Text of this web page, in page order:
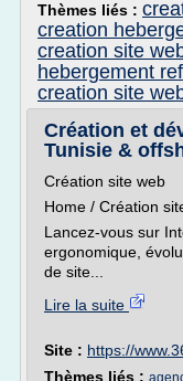
Thèmes liés :
creation
creation site
hebergement
creation site
Création et
Tunisie &
Création site web
Home / Création
Lancez­-vous sur
ergonomique,
de site...
Lire la suite
Site : https://
Thèmes liés :